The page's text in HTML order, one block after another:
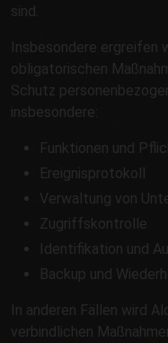
sind.
Insbesondere ergreifen
obligatorischen
Schutz
insbesondere:
Funktionen und
Ereignisprotokoll
Verwaltung von
Zugriffskontrolle
Identifikation und
Backup und
In anderen Fällen wird
verbindlichen